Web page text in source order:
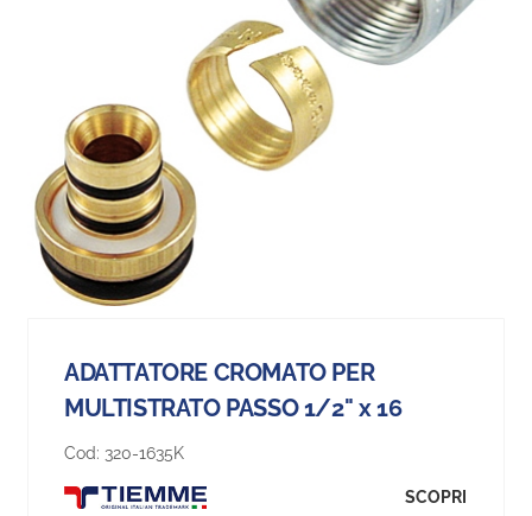
ADATTATORE CROMATO PER
MULTISTRATO PASSO 1/2" x 16
Cod: 320-1635K
SCOPRI